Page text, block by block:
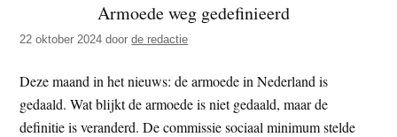
z
e
s
i
e
d
e
z
Armoede weg gedefinieerd
22 oktober 2024 doorde redactie
Deze maand in het nieuws: de armoede in Nederland is
gedaald. Wat blijkt de armoede is niet gedaald, maar de
definitie is veranderd. De commissie sociaal minimum stelde